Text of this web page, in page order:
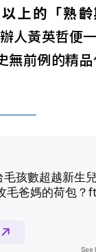
上的「熟齡
人黃英哲便
前例的精